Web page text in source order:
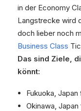
in der Economy
Langstrecke wird
doch lieber noch
Business Class
Das sind Ziele,
könnt:
Fukuoka,
Okinawa,